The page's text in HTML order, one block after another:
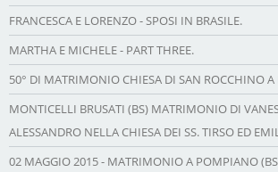
FRANCESCA E LORENZO - SPOSI IN BRASILE.
MARTHA E MICHELE - PART THREE.
50° DI MATRIMONIO CHIESA DI SAN ROCCHINO A
MONTICELLI BRUSATI (BS) MATRIMONIO DI
ALESSANDRO NELLA CHIESA DEI SS. TIRSO ED
02 MAGGIO 2015 - MATRIMONIO A POMPIANO